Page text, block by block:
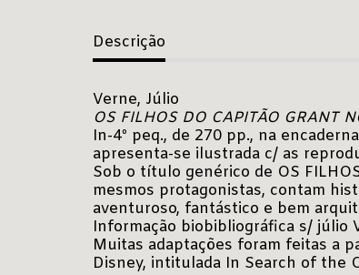
Descrição
Verne, Júlio
OS FILHOS DO CAPITÃO GRANT
In-4º peq., de 270 pp., na
apresenta-se ilustrada c/ as
Sob o título genérico de OS
mesmos protagonistas, contam
aventuroso, fantástico e bem
Informação biobibliográfica s/ júlio
Muitas adaptações foram feitas a
Disney, intitulada In Search of the